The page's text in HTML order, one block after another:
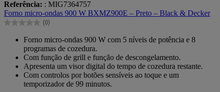
em
5
estrelas.
Referência: : MIG7364757
Forno micro-ondas 900 W BXMZ900E – Preto – Black & Decker
(0)
0.0
estrelas.
Forno micro-ondas 900 W com 5 níveis de potência e 8
programas de cozedura.
Com função de grill e função de descongelamento.
Apresenta um visor digital do tempo de cozedura restante.
Com controlos por botões sensíveis ao toque e um
temporizador de 99 minutos.